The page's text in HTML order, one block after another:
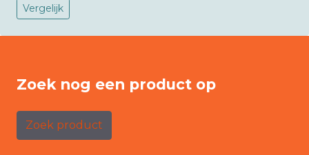
Vergelijk
Zoek nog een product op
Zoek product